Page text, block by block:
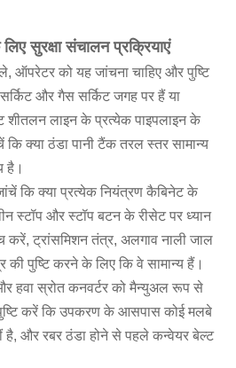
सुरक्षा संचालन प्रक्रियाएं
ऑपरेटर को यह जांचना चाहिए और पुष्टि
सर्किट और गैस सर्किट जगह पर हैं या
शीतलन लाइन के प्रत्येक पाइपलाइन के
क्या ठंडा पानी टैंक तरल स्तर सामान्य
है।
कि क्या प्रत्येक नियंत्रण कैबिनेट के
स्टॉप और स्टॉप बटन के रीसेट पर ध्यान
करें, ट्रांसमिशन तंत्र, अलगाव नाली जाल
पुष्टि करने के लिए कि वे सामान्य हैं।
हवा स्रोत कनवर्टर को मैन्युअल रूप से
करें कि उपकरण के आसपास कोई मलबे
है, और रबर ठंडा होने से पहले कन्वेयर बेल्ट